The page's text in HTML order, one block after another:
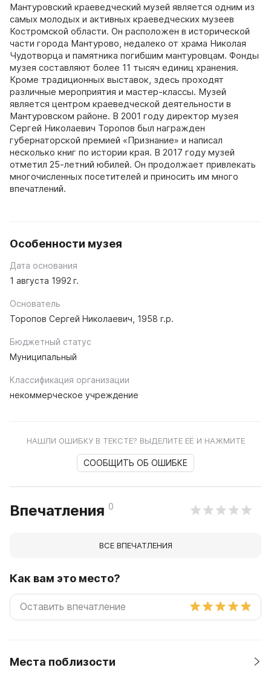
Мантуровский краеведческий музей является одним из
самых молодых и активных краеведческих музеев
Костромской области. Он расположен в исторической
части города Мантурово, недалеко от храма Николая
Чудотворца и памятника погибшим мантуровцам. Фонды
музея составляют более 11 тысяч единиц хранения.
Кроме традиционных выставок, здесь проходят
различные мероприятия и мастер-классы. Музей
является центром краеведческой деятельности в
Мантуровском районе. В 2001 году директор музея
Сергей Николаевич Торопов был награжден
губернаторской премией «Признание» и написал
несколько книг по истории края. В 2017 году музей
отметил 25-летний юбилей. Он продолжает привлекать
многочисленных посетителей и приносить им много
впечатлений.
Особенности музея
Дата основания
1 августа 1992 г.
Основатель
Торопов Сергей Николаевич, 1958 г.р.
Бюджетный статус
Муниципальный
Классификация организации
некоммерческое учреждение
НАШЛИ ОШИБКУ В ТЕКСТЕ? ВЫДЕЛИТЕ ЕЁ И НАЖМИТЕ
СООБЩИТЬ ОБ ОШИБКЕ
Впечатления 0
ВСЕ ВПЕЧАТЛЕНИЯ
Как вам это место?
Места поблизости